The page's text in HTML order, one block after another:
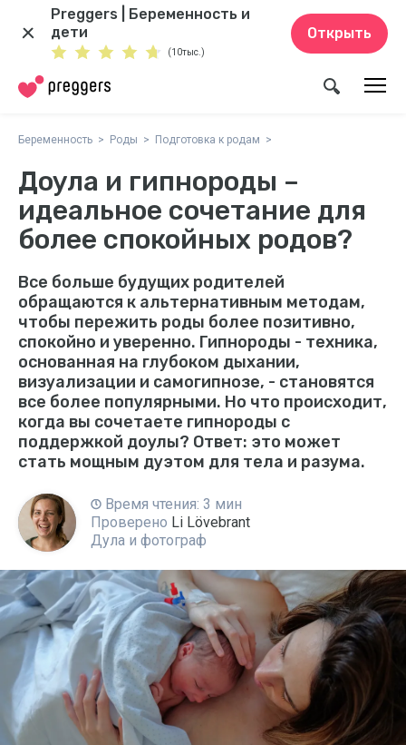
Preggers | Беременность и
дети
(10тыс.)
Открыть
Беременность Роды Подготовка к родам
Доула и гипнороды –
идеальное сочетание для
более спокойных родов?
Все больше будущих родителей
обращаются к альтернативным методам,
чтобы пережить роды более позитивно,
спокойно и уверенно. Гипнороды - техника,
основанная на глубоком дыхании,
визуализации и самогипнозе, - становятся
все более популярными. Но что происходит,
когда вы сочетаете гипнороды с
поддержкой доулы? Ответ: это может
стать мощным дуэтом для тела и разума.
Время чтения: 3 мин
Проверено Li Lövebrant
Дула и фотограф